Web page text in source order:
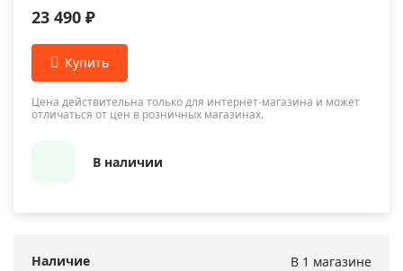
23 490 ₽
Цена действительна только для интернет-магазина и может
отличаться от цен в розничных магазинах.
В наличии
Наличие
В 1 магазинe